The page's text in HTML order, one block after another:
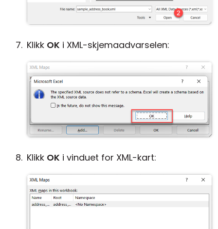
Klikk OK i XML-skjemaadvarselen:
Klikk OK i vinduet for XML-kart: